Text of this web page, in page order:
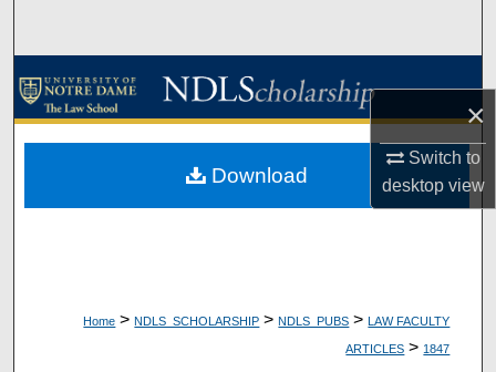
×
Switch to
desktopview
Browse Collections
About
Home > NDLS_SCHOLARSHIP > NDLS_PUBS > LAW FACULTY
ARTICLES > 1847
Download